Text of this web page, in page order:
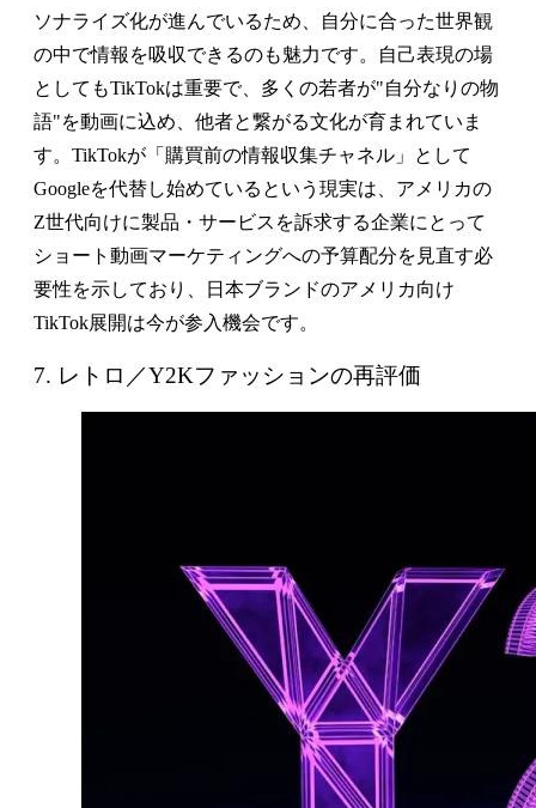
ソナライズ化が進んでいるため、自分に合った世界観
の中で情報を吸収できるのも魅力です。自己表現の場
としてもTikTokは重要で、多くの若者が"自分なりの物
語"を動画に込め、他者と繋がる文化が育まれていま
す。TikTokが「購買前の情報収集チャネル」として
Googleを代替し始めているという現実は、アメリカの
Z世代向けに製品・サービスを訴求する企業にとって
ショート動画マーケティングへの予算配分を見直す必
要性を示しており、日本ブランドのアメリカ向け
TikTok展開は今が参入機会です。
7. レトロ／Y2Kファッションの再評価